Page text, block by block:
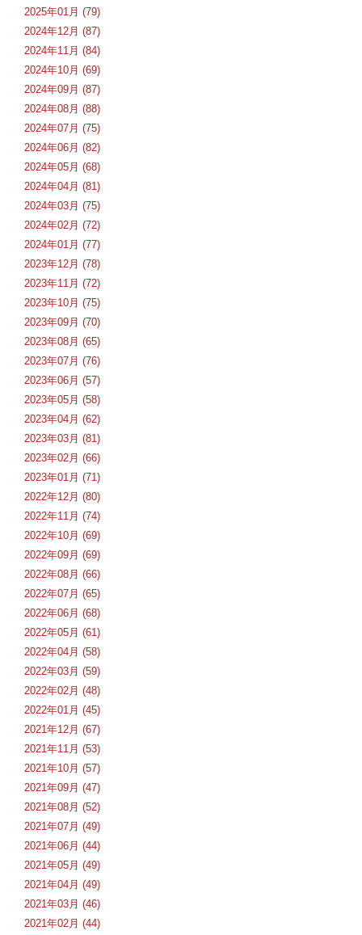
2025年01月 (79)
2024年12月 (87)
2024年11月 (84)
2024年10月 (69)
2024年09月 (87)
2024年08月 (88)
2024年07月 (75)
2024年06月 (82)
2024年05月 (68)
2024年04月 (81)
2024年03月 (75)
2024年02月 (72)
2024年01月 (77)
2023年12月 (78)
2023年11月 (72)
2023年10月 (75)
2023年09月 (70)
2023年08月 (65)
2023年07月 (76)
2023年06月 (57)
2023年05月 (58)
2023年04月 (62)
2023年03月 (81)
2023年02月 (66)
2023年01月 (71)
2022年12月 (80)
2022年11月 (74)
2022年10月 (69)
2022年09月 (69)
2022年08月 (66)
2022年07月 (65)
2022年06月 (68)
2022年05月 (61)
2022年04月 (58)
2022年03月 (59)
2022年02月 (48)
2022年01月 (45)
2021年12月 (67)
2021年11月 (53)
2021年10月 (57)
2021年09月 (47)
2021年08月 (52)
2021年07月 (49)
2021年06月 (44)
2021年05月 (49)
2021年04月 (49)
2021年03月 (46)
2021年02月 (44)